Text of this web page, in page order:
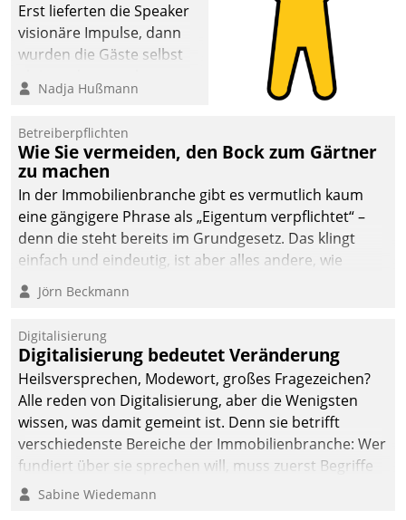
Erst lieferten die Speaker
visionäre Impulse, dann
wurden die Gäste selbst
methodisch
Quartier. Dazwischen
zeigte Datatrain, was es
Neues zu bieten hat.
Nadja Hußmann
Betreiberpflichten
Wie Sie vermeiden, den Bock zum Gärtner
zu machen
In der Immobilienbranche gibt es vermutlich kaum
eine gängigere Phrase als „Eigentum verpflichtet“ –
denn die steht bereits im Grundgesetz. Das klingt
einfach und eindeutig, ist aber alles andere, wie
Branchenbeschäftigte wissen. Denn mit der
Verantwortung folgen Verpflichtungen.
Jörn Beckmann
Digitalisierung
Digitalisierung bedeutet Veränderung
Heilsversprechen, Modewort, großes Fragezeichen?
Alle reden von Digitalisierung, aber die Wenigsten
wissen, was damit gemeint ist. Denn sie betrifft
verschiedenste Bereiche der Immobilienbranche: Wer
fundiert über sie sprechen will, muss zuerst Begriffe
klären. Ein Aspekt ist die betriebliche Optimierung:
Sabine Wiedemann